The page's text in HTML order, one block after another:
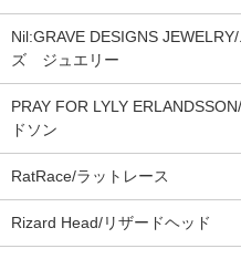
Nil:GRAVE DESIGNS
ズ ジュエリー
PRAY FOR LYLY
ドソン
RatRace/ラットレース
Rizard Head/リザードヘッド